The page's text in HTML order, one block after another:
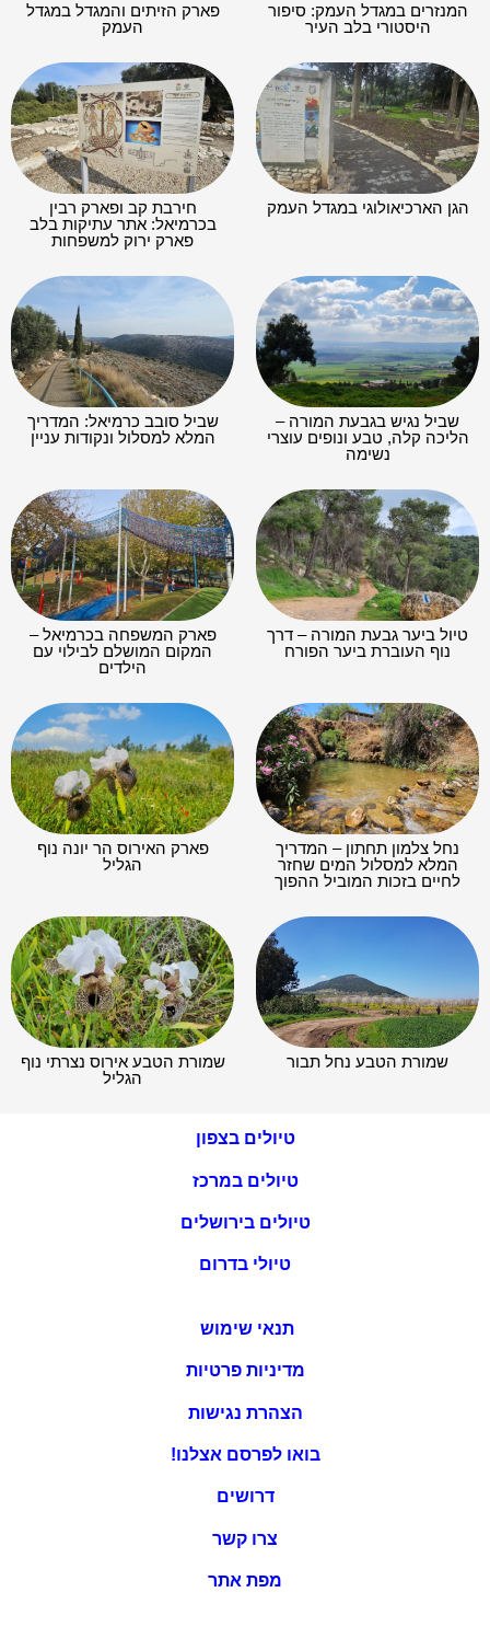
המנזרים במגדל העמק: סיפור
היסטורי בלב העיר
פארק הזיתים והמגדל במגדל
העמק
הגן הארכיאולוגי במגדל העמק
חירבת קב ופארק רבין
בכרמיאל: אתר עתיקות בלב
פארק ירוק למשפחות
שביל נגיש בגבעת המורה –
הליכה קלה, טבע ונופים עוצרי
נשימה
שביל סובב כרמיאל: המדריך
המלא למסלול ונקודות עניין
טיול ביער גבעת המורה – דרך
נוף העוברת ביער הפורח
פארק המשפחה בכרמיאל –
המקום המושלם לבילוי עם
הילדים
נחל צלמון תחתון – המדריך
המלא למסלול המים שחזר
לחיים בזכות המוביל ההפוך
פארק האירוס הר יונה נוף
הגליל
שמורת הטבע נחל תבור
שמורת הטבע אירוס נצרתי נוף
הגליל
טיולים בצפון
טיולים במרכז
טיולים בירושלים
טיולי בדרום
תנאי שימוש
מדיניות פרטיות
הצהרת נגישות
בואו לפרסם אצלנו!
דרושים
צרו קשר
מפת אתר